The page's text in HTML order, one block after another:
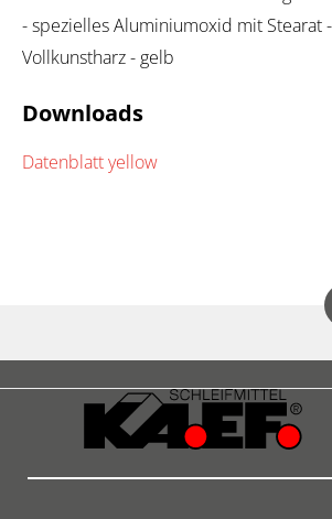
- spezielles Aluminiumoxid mit Stearat
Vollkunstharz - gelb
Downloads
Datenblatt yellow